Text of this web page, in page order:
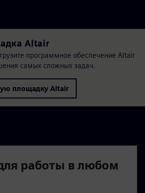
Altair
программное обеспечение Altair
самых сложных задач.
площадку Altair
работы в любом